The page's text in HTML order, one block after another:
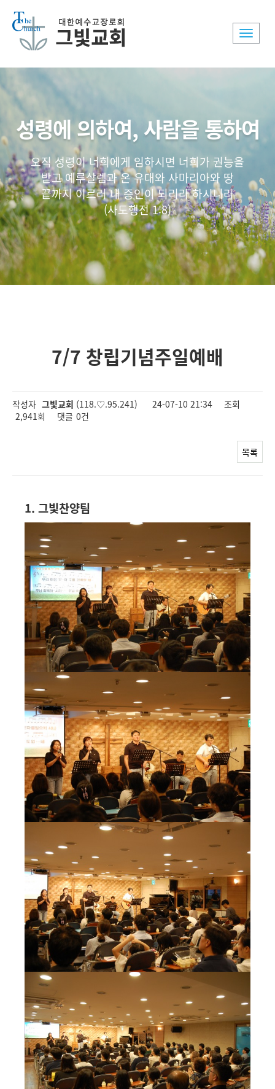
Toggle
성령에 의하여, 사람을 통하여
오직 성령이 너희에게 임하시면 너희가 권능을
받고 예루살렘과 온 유대와 사마리아와 땅
끝까지 이르러 내 증인이 되리라 하시니라
(사도행전 1:8)
7/7 창립기념주일예배
작성자 그빛교회 (118.♡.95.241) 24-07-10 21:34
조회
2,941회
댓글 0건
목록
1. 그빛찬양팀